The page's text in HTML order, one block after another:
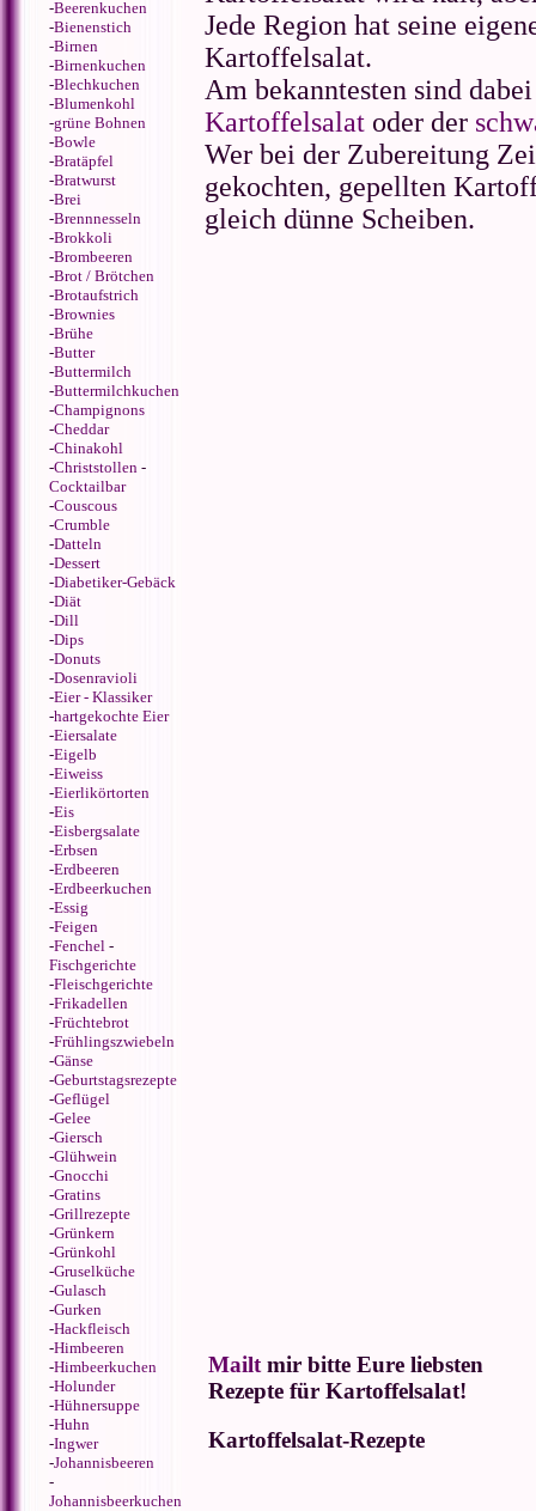
-Beerenkuchen
-Bienenstich
-Birnen
-Birnenkuchen
-Blechkuchen
-Blumenkohl
-grüne Bohnen
-Bowle
-Bratäpfel
-Bratwurst
-Brei
-Brennnesseln
-Brokkoli
-Brombeeren
-Brot / Brötchen
-Brotaufstrich
-Brownies
-Brühe
-Butter
-Buttermilch
-Buttermilchkuchen
-Champignons
-Cheddar
-Chinakohl
-Christstollen -
Cocktailbar
-Couscous
-Crumble
-Datteln
-Dessert
-Diabetiker-Gebäck
-Diät
-Dill
-Dips
-Donuts
-Dosenravioli
-Eier - Klassiker
-hartgekochte Eier
-Eiersalate
-Eigelb
-Eiweiss
-Eierlikörtorten
-Eis
-Eisbergsalate
-Erbsen
-Erdbeeren
-Erdbeerkuchen
-Essig
-Feigen
-Fenchel -
Fischgerichte
-Fleischgerichte
-Frikadellen
-Früchtebrot
-Frühlingszwiebeln
-Gänse
-Geburtstagsrezepte
-Geflügel
-Gelee
-Giersch
-Glühwein
-Gnocchi
-Gratins
-Grillrezepte
-Grünkern
-Grünkohl
-Gruselküche
-Gulasch
-Gurken
-Hackfleisch
-Himbeeren
-Himbeerkuchen
-Holunder
-Hühnersuppe
-Huhn
-Ingwer
-Johannisbeeren
-
Johannisbeerkuchen
Jede Region hat seine
Kartoffelsalat.
Am bekanntesten sind
Kartoffelsalat oder der
Wer bei der Zubereitung
gekochten, gepellten
gleich dünne Scheiben.
Mailt mir bitte Eure liebsten
Rezepte für Kartoffelsalat!
Kartoffelsalat-Rezepte